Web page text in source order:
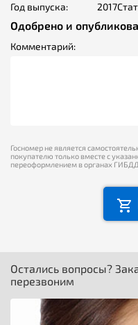
Год выпуска:
2017
Одобрено и
Комментарий:
Госномер не является
покупателю только вместе с
переоформлением в органах ГИБДД.
Остались вопросы?
перезвоним